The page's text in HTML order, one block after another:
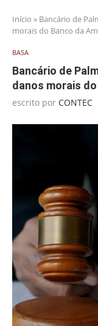
Início » Bancário de
morais do Banco da
BASA
Bancário de
danos morais
escrito por CONTEC